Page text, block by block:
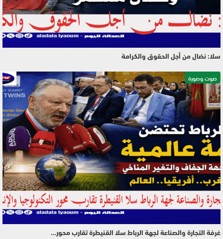
سلا: نضال من أجل الحقوق والكرامة
صوت وصورة
غرفة التجارة والصناعة لجهة الرباط سلا القنيطرة تقارب محور…